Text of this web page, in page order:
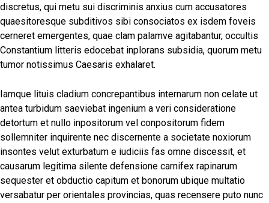
discretus, qui metu sui discriminis anxius cum accusatores
quaesitoresque subditivos sibi consociatos ex isdem foveis
cerneret emergentes, quae clam palamve agitabantur, occultis
Constantium litteris edocebat inplorans subsidia, quorum metu
tumor notissimus Caesaris exhalaret.
Iamque lituis cladium concrepantibus internarum non celate ut
antea turbidum saeviebat ingenium a veri consideratione
detortum et nullo inpositorum vel conpositorum fidem
sollemniter inquirente nec discernente a societate noxiorum
insontes velut exturbatum e iudiciis fas omne discessit, et
causarum legitima silente defensione carnifex rapinarum
sequester et obductio capitum et bonorum ubique multatio
versabatur per orientales provincias, quas recensere puto nunc